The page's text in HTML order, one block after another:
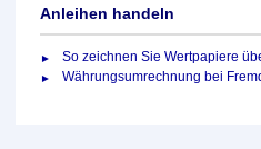
Anleihen handeln
So zeichnen Sie Wertpapiere
Währungsumrechnung bei